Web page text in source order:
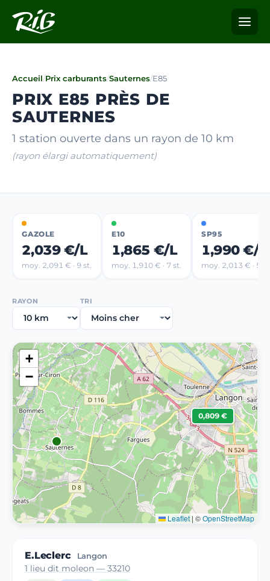
Accueil/Prix carburants/Sauternes/E85
PRIX E85 PRÈS DE
SAUTERNES
1 station ouverte dans un rayon de 10 km
(rayon élargi automatiquement)
GAZOLE
2,039 €/L
moy. 2,091 € · 9 st.
E10
1,865 €/L
moy. 1,910 € · 7 st.
SP95
1,990 €/L
moy. 2,013 € · 5
RAYON TRI
0,809 €
+
−
Leaflet | ©OpenStreetMap
E.Leclerc Langon
1 lieu dit moleon — 33210